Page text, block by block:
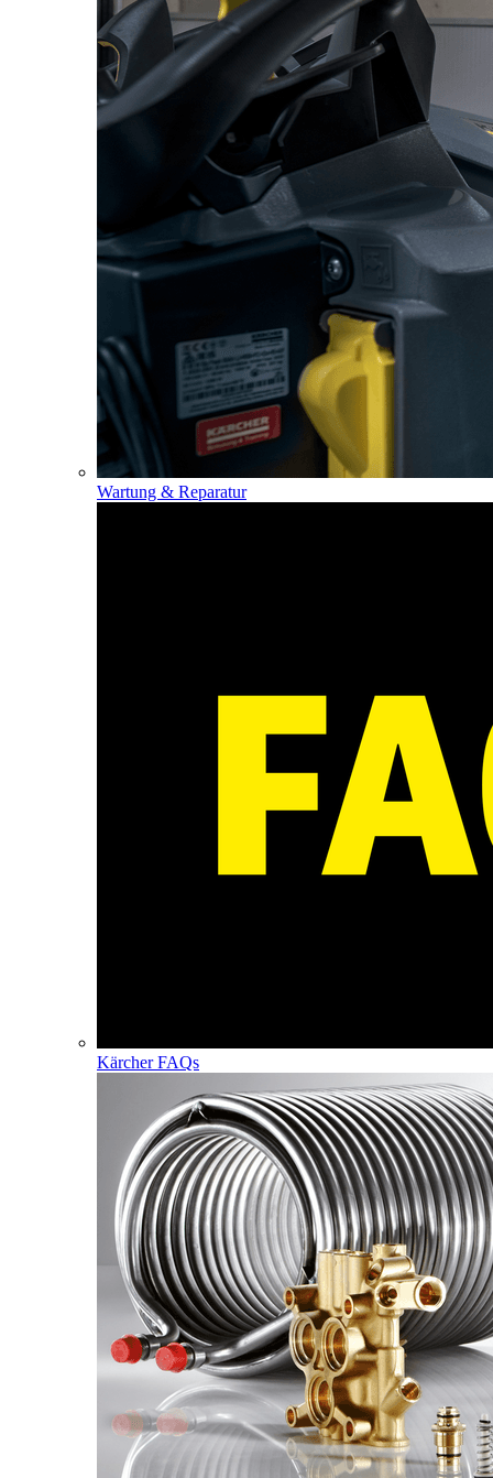
Wartung & Reparatur
Kärcher FAQs